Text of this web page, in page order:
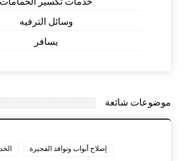
وسائل الترفيه
يسافر
موضوعات شائعة
إصلاح أبواب ونوافذ الفجيرة